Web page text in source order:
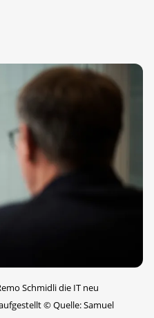
Schmidli die IT neu
©Quelle: Samuel